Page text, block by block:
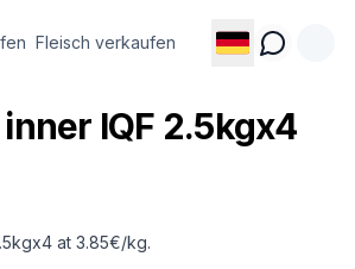
Fleisch verkaufen
verkaufen
IQF 2.5kgx4
at 3.85€/kg.